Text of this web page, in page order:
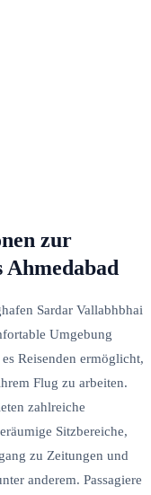
zur
Ahmedabad
Sardar Vallabhbhai
Umgebung
Reisenden ermöglicht,
Flug zu arbeiten.
zahlreiche
Sitzbereiche,
zu Zeitungen und
anderem. Passagiere